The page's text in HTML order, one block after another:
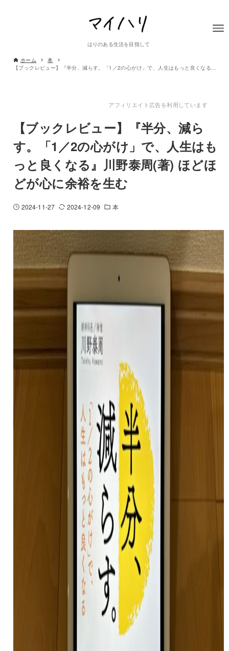
はりのある生活を目指して
ホーム
本
アフィリエイト広告を利用しています
【ブックレビュー】『半分、減ら
す。「1／2の心がけ」で、人生はも
っと良くなる』川野泰周(著) ほどほ
どが心に余裕を生む
2024-11-27 2024-12-09 本